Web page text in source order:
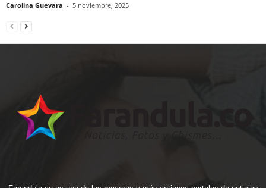
Carolina Guevara - 5 noviembre, 2025